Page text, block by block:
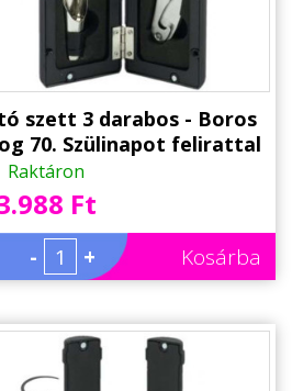
szett 3 darabos - Boros
70. Szülinapot felirattal
70. Szülinapra
Raktáron
Ft
- + Kosárba